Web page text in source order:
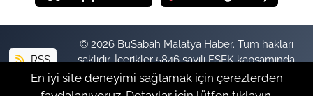
RSS
© 2026 BuSabah Malatya Haber. Tüm hakları
saklıdır. İçerikler 5846 sayılı FSEK kapsamında
izinsiz kopyalanamaz.
En iyi site deneyimi sağlamak için çerezlerden